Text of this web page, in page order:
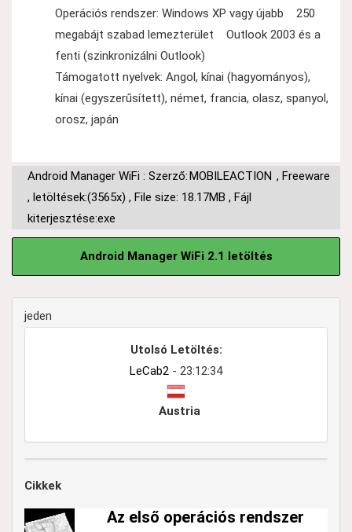
Operációs rendszer: Windows XP vagy újabb 250
megabájt szabad lemezterület Outlook 2003 és a
fenti (szinkronizálni Outlook)
Támogatott nyelvek: Angol, kínai (hagyományos),
kínai (egyszerűsített), német, francia, olasz, spanyol,
orosz, japán
Android Manager WiFi : Szerző:MOBILEACTION , Freeware
, letöltések:(3565x) , File size: 18.17MB , Fájl
kiterjesztése:exe
Android Manager WiFi 2.1 letöltés
jeden
Utolsó Letöltés:
LeCab2 - 23:12:34
Austria
Cikkek
Az első operációs rendszer